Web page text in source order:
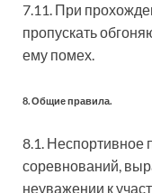
7.11. При
пропускать
ему помех.
8. Общие правила.
8.1. Неспортивное
соревнований,
неуважении к